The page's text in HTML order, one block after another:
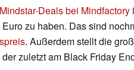
Mindstar-Deals bei Mindfactory
zu haben. Das sind
. Außerdem stellt die
zuletzt am Black Friday